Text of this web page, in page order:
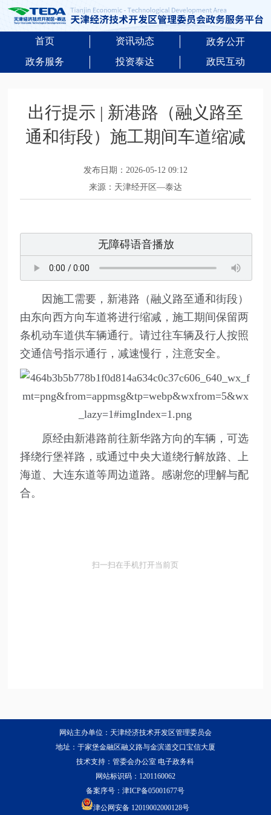
首页 资讯动态
政务公开
政务服务
投资泰达 政民互动
出行提示 | 新港路（融义路至
通和街段）施工期间车道缩减
发布日期：2026-05-12 09:12
来源：天津经开区—泰达
无障碍语音播放
因施工需要，新港路（融义路至通和街段）
由东向西方向车道将进行缩减，施工期间保留两
条机动车道供车辆通行。请过往车辆及行人按照
交通信号指示通行，减速慢行，注意安全。
原经由新港路前往新华路方向的车辆，可选
择绕行堡祥路，或通过中央大道绕行解放路、上
海道、大连东道等周边道路。感谢您的理解与配
合。
扫一扫在手机打开当前页
网站主办单位：天津经济技术开发区管理委员会
地址：于家堡金融区融义路与金滨道交口宝信大厦
技术支持：管委会办公室 电子政务科
网站标识码：1201160062
备案序号：津ICP备05001677号
津公网安备 12019002000128号